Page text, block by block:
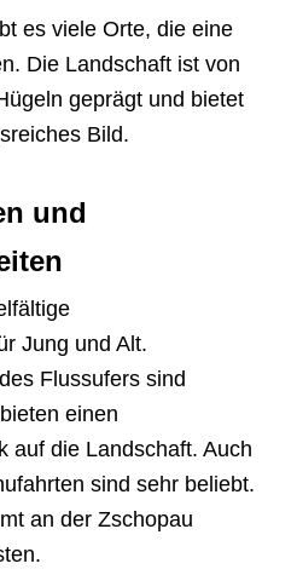
es viele Orte, die eine
Die Landschaft ist von
geprägt und bietet
Bild.
und
Jung und Alt.
Flussufers sind
einen
auf die Landschaft. Auch
sind sehr beliebt.
an der Zschopau